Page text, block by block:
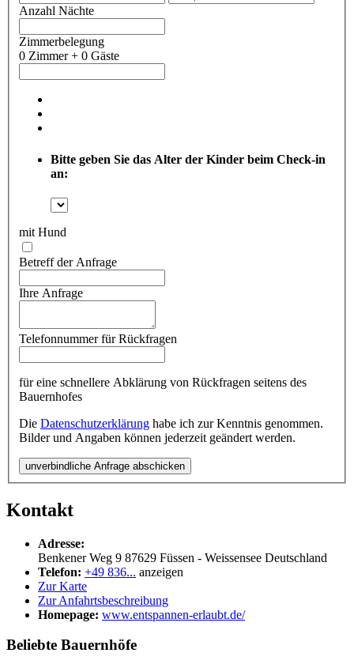
Anzahl Nächte
Zimmerbelegung
0 Zimmer + 0 Gäste
Bitte geben Sie das Alter der Kinder beim Check-in
an:
mit Hund
Betreff der Anfrage
Ihre Anfrage
Telefonnummer für Rückfragen
für eine schnellere Abklärung von Rückfragen seitens des
Bauernhofes
Die Datenschutzerklärung habe ich zur Kenntnis genommen.
Bilder und Angaben können jederzeit geändert werden.
unverbindliche Anfrage abschicken
Kontakt
Adresse:
Benkener Weg 9 87629 Füssen - Weissensee Deutschland
Telefon: +49 836... anzeigen
Zur Karte
Zur Anfahrtsbeschreibung
Homepage: www.entspannen-erlaubt.de/
Beliebte Bauernhöfe